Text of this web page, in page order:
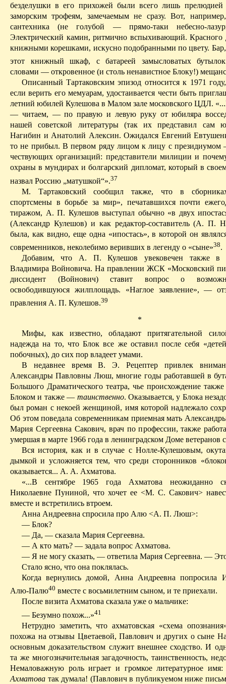
безделушки в его прихожей были всего лишь
заморским трофеям, замечаемым не сразу. Вот, например,
сантехника (не голубой — прямо-таки небесно-
Электрический камин, ритмично вспыхивающий. Красного
книжными корешками, искусно подобранными по цвету.
этот книжный шкаф, с батареей замысловатых
словами — откровенное (и столь ненавистное Блоку!)
Описанный Тартаковским эпизод относится к 1971
если верить его мемуарам, удостаивается чести быть
летний юбилей Кулешова в Малом зале московского ЦДЛ.
— читаем, — по правую и левую руку от юбиляра
нашей советской литературы (так их представил сам
Нагибин и Анатолий Алексин. Ожидался Евгений
то не прибыл. В первом ряду лицом к лицу с президиумом
чествующих организаций: представители милиции и
охраны в мундирах и болгарский дипломат, который в
назвал Россию „матушкой“».37
М. Тартаковский сообщил также, что в
спортсмены в борьбе за мир», печатавшихся почти
тиражом, А. П. Кулешов выступал обычно «в двух
(Александр Кулешов) и как редактор-составитель (А. П.
была, как видно, еще одна «ипостась», в которой он
современников, неколебимо веривших в легенду о «сыне»38.
Добавим, что А. П. Кулешов увековечен также в
Владимира Войновича. На правлении ЖСК «Московский
диссидент (Войнович) ставит вопрос о
освободившуюся жилплощадь. «Наглое заявление», —
правления А. П. Кулешов.39
*
Мифы, как известно, обладают притягательной
надежда на то, что Блок все же оставил после себя
побочных), до сих пор владеет умами.
В недавнее время В. Э. Рецептер привлек
Александры Павловны Люш, многие годы работавшей в
Большого Драматического театра, чье происхождение также
Блоком и также — таинственно. Оказывается, у Блока
был роман с некоей женщиной, имя которой надлежало
Об этом поведала современникам приемная мать
Мария Сергеевна Сакович, врач по профессии, также
умершая в марте 1966 года в ленинградском Доме ветеранов
Вся история, как и в случае с Нолле-Кулешовым,
дымкой и усложняется тем, что среди сторонников
оказывается... А. А. Ахматова.
«...В сентябре 1965 года Ахматова неожиданно
Николаевне Пуниной, что хочет ее <М. С. Сакович>
вместе и встретились втроем.
Анна Андреевна спросила про Алю <А. П. Люш>:
— Блок?
— Да, — сказала Мария Сергеевна.
— А кто мать? — задала вопрос Ахматова.
— Я не могу сказать, — ответила Мария Сергеевна. —
Стало ясно, что она поклялась.
Когда вернулись домой, Анна Андреевна попросила
Алю-Палю40 вместе с восьмилетним сыном, и те приехали.
После визита Ахматова сказала уже о мальчике:
— Безумно похож...»41
Нетрудно заметить, что ахматовская «схема
похожа на отзывы Цветаевой, Павлович и других о сыне
основным доказательством служит внешнее сходство. И
та же многозначительная загадочность, таинственность,
Немаловажную роль играет и громкое литературное
Ахматова так думала! (Павлович в публикуемом ниже